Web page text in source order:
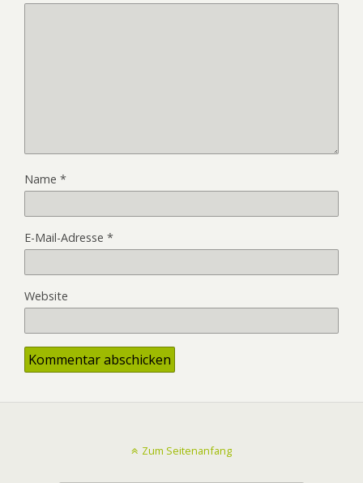
Name *
E-Mail-Adresse *
Website
Zum Seitenanfang